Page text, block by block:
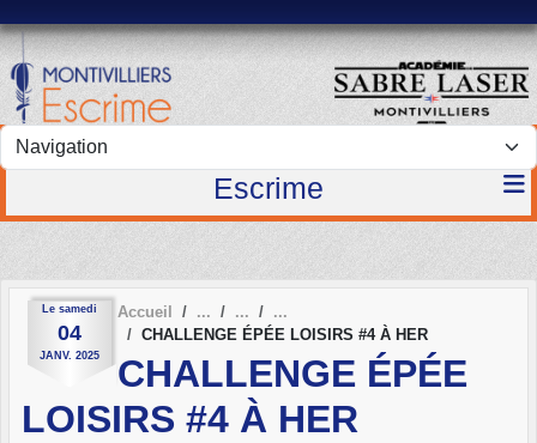
Escrime
Le samedi
04
JANV. 2025
Accueil
CHALLENGE ÉPÉE LOISIRS #4 À HER
CHALLENGE ÉPÉE
LOISIRS #4 À HER